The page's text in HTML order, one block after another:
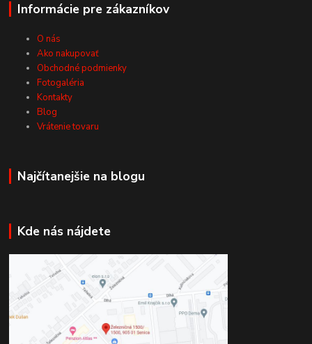
Informácie pre zákazníkov
O nás
Ako nakupovať
Obchodné podmienky
Fotogaléria
Kontakty
Blog
Vrátenie tovaru
Najčítanejšie na blogu
Kde nás nájdete